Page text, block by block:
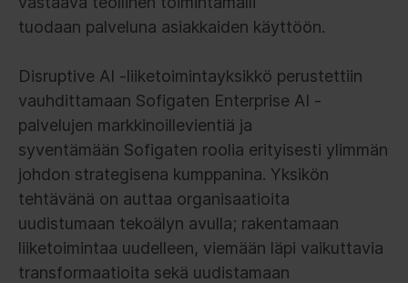
tuodaan palveluna asiakkaiden käyttöön.
Disruptive AI -liiketoimintayksikkö perustettiin
vauhdittamaan Sofigaten Enterprise AI -
palvelujen markkinoillevientiä ja
syventämään Sofigaten roolia erityisesti ylimmän
johdon strategisena kumppanina. Yksikön
tehtävänä on auttaa organisaatioita
uudistumaan tekoälyn avulla; rakentamaan
liiketoimintaa uudelleen, viemään läpi vaikuttavia
transformaatioita sekä uudistamaan